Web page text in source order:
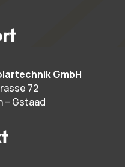
GmbH
72
– Gstaad